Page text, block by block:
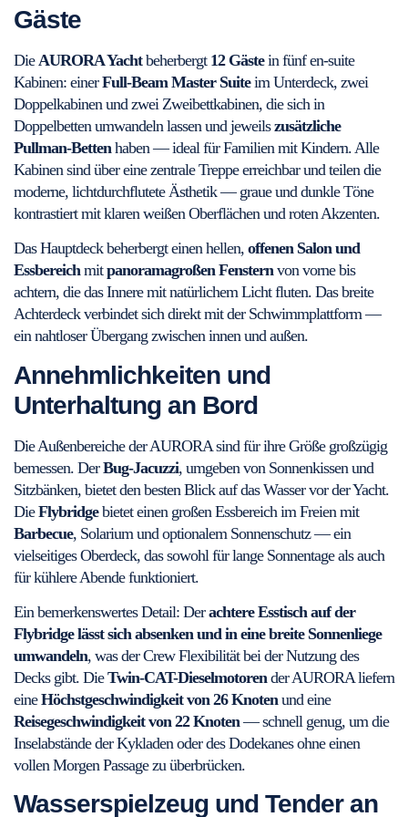
Gäste
Die AURORA Yachtbeherbergt 12 Gästein fünf en-suite
Kabinen: einerFull-Beam Master Suiteim Unterdeck, zwei
Doppelkabinen und zwei Zweibettkabinen, die sich in
Doppelbetten umwandeln lassen und jeweilszusätzliche
Pullman-Betten haben — ideal für Familien mit Kindern. Alle
Kabinen sind über eine zentrale Treppe erreichbar und teilen die
moderne, lichtdurchflutete Ästhetik — graue und dunkle Töne
kontrastiert mit klaren weißen Oberflächen und roten Akzenten.
Das Hauptdeck beherbergt einen hellen, offenen Salon und
Essbereichmitpanoramagroßen Fensternvon vorne bis
achtern, die das Innere mit natürlichem Licht fluten. Das breite
Achterdeck verbindet sich direkt mit der Schwimmplattform —
ein nahtloser Übergang zwischen innen und außen.
Annehmlichkeiten und
Unterhaltung an Bord
Die Außenbereiche der AURORA sind für ihre Größe großzügig
bemessen. DerBug-Jacuzzi, umgeben von Sonnenkissen und
Sitzbänken, bietet den besten Blick auf das Wasser vor der Yacht.
DieFlybridgebietet einen großen Essbereich im Freien mit
Barbecue, Solarium und optionalem Sonnenschutz — ein
vielseitiges Oberdeck, das sowohl für lange Sonnentage als auch
für kühlere Abende funktioniert.
Ein bemerkenswertes Detail: Derachtere Esstisch auf der
Flybridge lässt sich absenken und in eine breite Sonnenliege
umwandeln, was der Crew Flexibilität bei der Nutzung des
Decks gibt. DieTwin-CAT-Dieselmotoren der AURORA liefern
eineHöchstgeschwindigkeit von 26 Knoten und eine
Reisegeschwindigkeit von 22 Knoten— schnell genug, um die
Inselabstände der Kykladen oder des Dodekanes ohne einen
vollen Morgen Passage zu überbrücken.
Wasserspielzeug und Tender an